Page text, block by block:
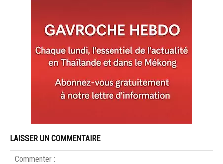
LAISSER UN COMMENTAIRE